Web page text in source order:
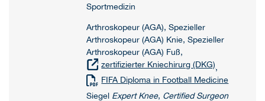
Sportmedizin
Arthroskopeur (AGA), Spezieller
Arthroskopeur (AGA) Knie, Spezieller
Arthroskopeur (AGA) Fuß,
zertifizierter Kniechirurg (DKG),
FIFA Diploma in Football Medicine
Siegel Expert Knee, Certified Surgeon